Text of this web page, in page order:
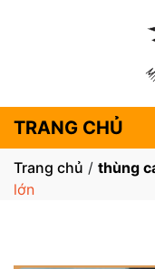
TRANG CHỦ
Trang chủ / thùng
lớn